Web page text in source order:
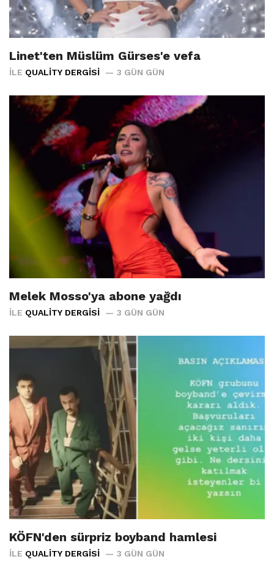
Linet'ten Müslüm Gürses'e vefa
İLE QUALITY DERGISI 3 GÜN GÜN
Melek Mosso'ya abone yağdı
İLE QUALITY DERGISI 3 GÜN GÜN
KÖFN'den sürpriz boyband hamlesi
İLE QUALITY DERGISI 3 GÜN GÜN